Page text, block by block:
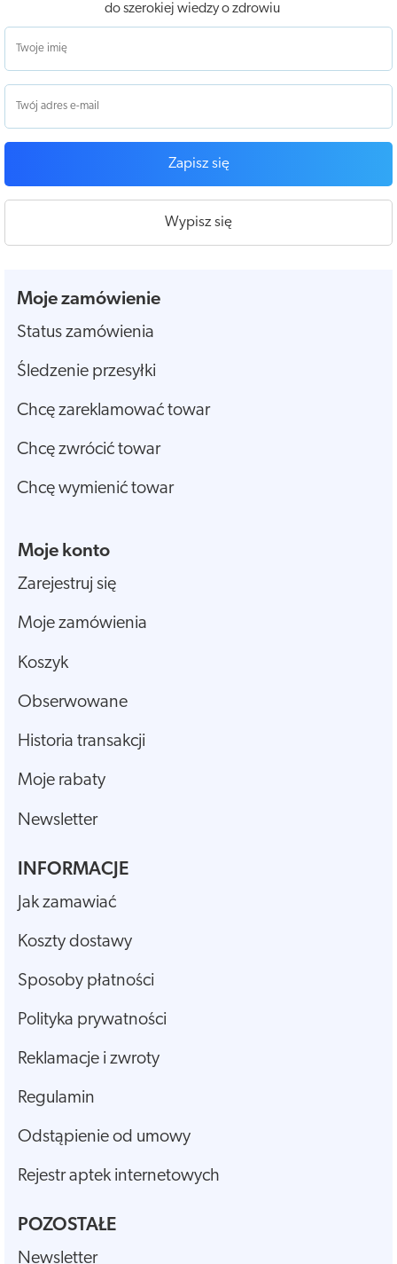
do szerokiej wiedzy o zdrowiu
Zapisz się
Wypisz się
Moje zamówienie
Status zamówienia
Śledzenie przesyłki
Chcę zareklamować towar
Chcę zwrócić towar
Chcę wymienić towar
Moje konto
Zarejestruj się
Moje zamówienia
Koszyk
Obserwowane
Historia transakcji
Moje rabaty
Newsletter
INFORMACJE
Jak zamawiać
Koszty dostawy
Sposoby płatności
Polityka prywatności
Reklamacje i zwroty
Regulamin
Odstąpienie od umowy
Rejestr aptek internetowych
POZOSTAŁE
Newsletter